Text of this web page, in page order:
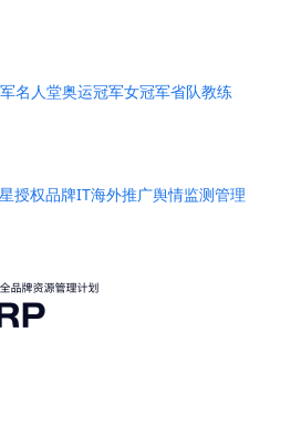
名人堂奥运冠军女冠军省队教练
授权品牌IT海外推广舆情监测管理